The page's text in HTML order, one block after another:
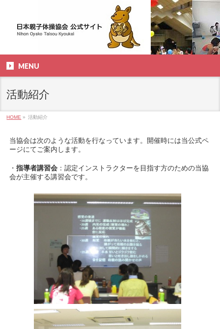
MENU
活動紹介
HOME » 活動紹介
当協会は次のような活動を行なっています。開催時には当公式ペ
ージにてご案内します。
・指導者講習会 ：認定インストラクターを目指す方のための当協
会が主催する講習会です。